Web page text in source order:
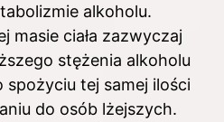
alkoholu.
masie ciała zazwyczaj
stężenia alkoholu
spożyciu tej samej ilości
do osób lżejszych.